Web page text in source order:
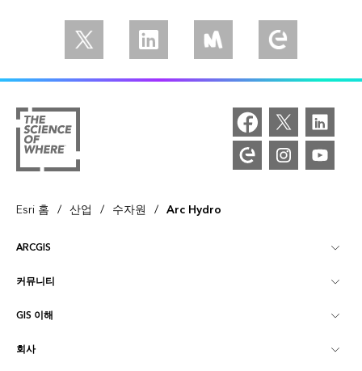
Follow us on TwitterConnect with us on Linkedin
Follow us on Meetup
Follow us on
Esri 홈 / 산업 / 수자원 / Arc Hydro
ARCGIS
ArcGIS Overview
매핑
커뮤니티
Esri 커뮤니티
ArcGIS Blog
GIS 이해
GIS란?
회사